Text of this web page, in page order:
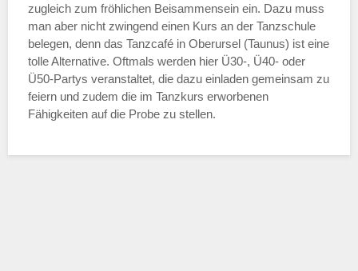
zugleich zum fröhlichen Beisammensein ein. Dazu muss
man aber nicht zwingend einen Kurs an der Tanzschule
belegen, denn das Tanzcafé in Oberursel (Taunus) ist eine
tolle Alternative. Oftmals werden hier Ü30-, Ü40- oder
Ü50-Partys veranstaltet, die dazu einladen gemeinsam zu
feiern und zudem die im Tanzkurs erworbenen
Fähigkeiten auf die Probe zu stellen.